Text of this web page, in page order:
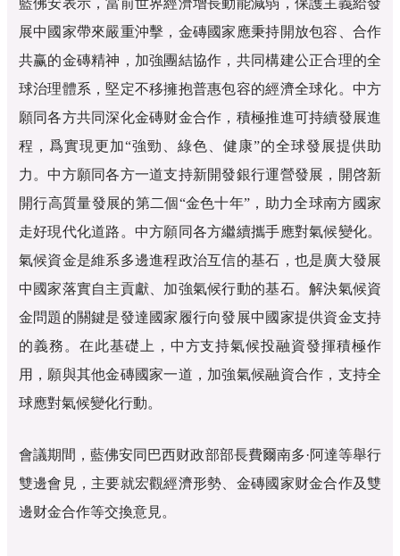
藍佛安表示，當前世界經濟增長動能減弱，保護主義給發
展中國家帶來嚴重沖擊，金磚國家應秉持開放包容、合作
共赢的金磚精神，加強團結協作，共同構建公正合理的全
球治理體系，堅定不移擁抱普惠包容的經濟全球化。中方
願同各方共同深化金磚财金合作，積極推進可持續發展進
程，爲實現更加“強勁、綠色、健康”的全球發展提供助
力。中方願同各方一道支持新開發銀行運營發展，開啓新
開行高質量發展的第二個“金色十年”，助力全球南方國家
走好現代化道路。中方願同各方繼續攜手應對氣候變化。
氣候資金是維系多邊進程政治互信的基石，也是廣大發展
中國家落實自主貢獻、加強氣候行動的基石。解決氣候資
金問題的關鍵是發達國家履行向發展中國家提供資金支持
的義務。在此基礎上，中方支持氣候投融資發揮積極作
用，願與其他金磚國家一道，加強氣候融資合作，支持全
球應對氣候變化行動。
會議期間，藍佛安同巴西财政部部長費爾南多·阿達等舉行
雙邊會見，主要就宏觀經濟形勢、金磚國家财金合作及雙
邊财金合作等交換意見。